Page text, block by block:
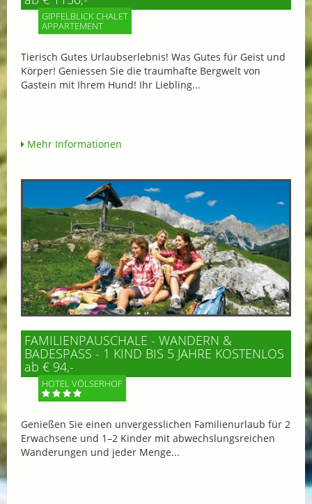
GIPFELBLICK CHALET
APPARTEMENT
Tierisch Gutes Urlaubserlebnis! Was Gutes für Geist und
Körper! Geniessen Sie die traumhafte Bergwelt von
Gastein mit Ihrem Hund! Ihr Liebling...
Mehr Informationen
FAMILIENPAUSCHALE - WANDERN &
BADESPASS - 1 KIND BIS 5 JAHRE KOSTENLOS
ab € 94,-
HOTEL VÖLSERHOF
Genießen Sie einen unvergesslichen Familienurlaub für 2
Erwachsene und 1–2 Kinder mit abwechslungsreichen
Wanderungen und jeder Menge...